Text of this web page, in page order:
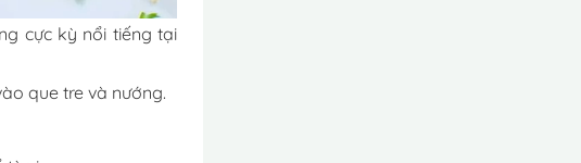
cực kỳ nổi tiếng tại
que tre và nướng.